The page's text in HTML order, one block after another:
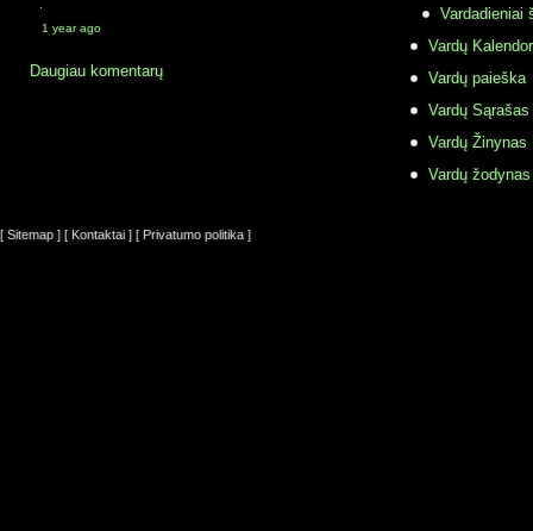
·
1 year ago
Daugiau komentarų
Vardadieniai
Vardų
Vardų paieška
Vardų Sąrašas
Vardų Žinynas
Vardų
[ Sitemap ] [ Kontaktai ] [ Privatumo politika ]